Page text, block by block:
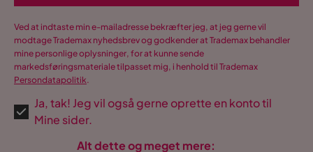
Ved at indtaste min e-mailadresse bekræfter jeg, at jeg gerne vil
modtage Trademax nyhedsbrev og godkender at Trademax behandler
mine personlige oplysninger, for at kunne sende
markedsføringsmateriale tilpasset mig, i henhold til Trademax
Persondatapolitik.
Ja, tak! Jeg vil også gerne oprette en konto til
Mine sider.
Alt dette og meget mere: